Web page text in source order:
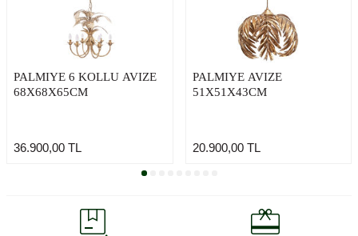
PALMIYE 6 KOLLU AVIZE
68X68X65CM
36.900,00 TL
PALMIYE AVIZE
51X51X43CM
20.900,00TL